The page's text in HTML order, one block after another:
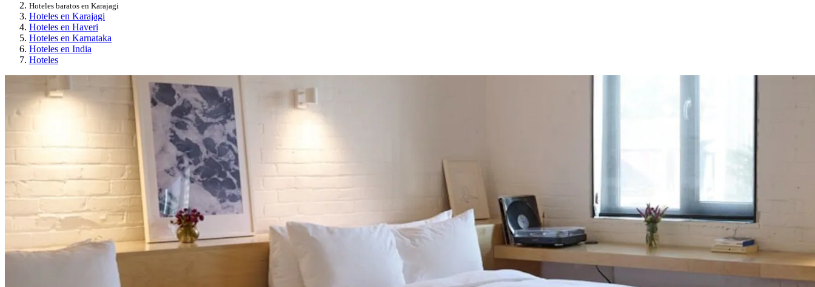
Hoteles baratos en Karajagi
Hoteles en Karajagi
Hoteles en Haveri
Hoteles en Karnataka
Hoteles en India
Hoteles